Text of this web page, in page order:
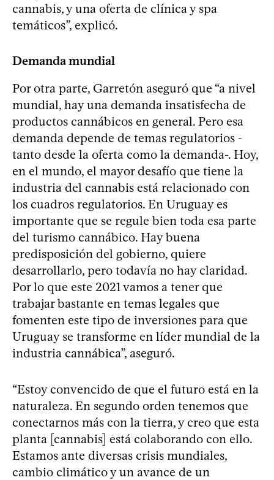
cannabis, y una oferta de clínica y spa
temáticos”, explicó.
Demanda mundial
Por otra parte, Garretón aseguró que “a nivel
mundial, hay una demanda insatisfecha de
productos cannábicos en general. Pero esa
demanda depende de temas regulatorios -
tanto desde la oferta como la demanda-. Hoy,
en el mundo, el mayor desafío que tiene la
industria del cannabis está relacionado con
los cuadros regulatorios. En Uruguay es
importante que se regule bien toda esa parte
del turismo cannábico. Hay buena
predisposición del gobierno, quiere
desarrollarlo, pero todavía no hay claridad.
Por lo que este 2021 vamos a tener que
trabajar bastante en temas legales que
fomenten este tipo de inversiones para que
Uruguay se transforme en líder mundial de la
industria cannábica”, aseguró.
“Estoy convencido de que el futuro está en la
naturaleza. En segundo orden tenemos que
conectarnos más con la tierra, y creo que esta
planta [cannabis] está colaborando con ello.
Estamos ante diversas crisis mundiales,
cambio climático y un avance de un